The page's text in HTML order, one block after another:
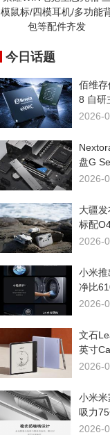
模鼠标/四模耳机/多功能
包等配件齐发
今日话题
佰维
8 自研
2026-
盘G
2026-
大疆
标配
2026-
小米
净比
2026-
文石
英寸
2026-
小米
吸力
2026-